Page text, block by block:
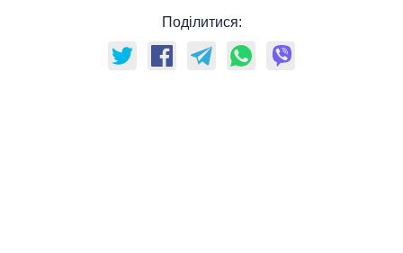
Поділитися: